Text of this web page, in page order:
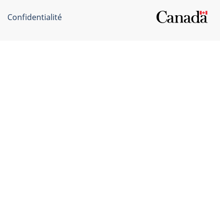
Confidentialité